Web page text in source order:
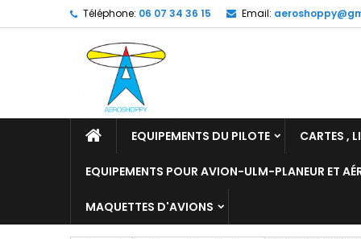
Téléphone: 06 07 34 36 15 Email:
EQUIPEMENTS DU PILOTE CARTES ,
EQUIPEMENTS POUR AVION-ULM-PLANEUR ET
MAQUETTES D'AVIONS